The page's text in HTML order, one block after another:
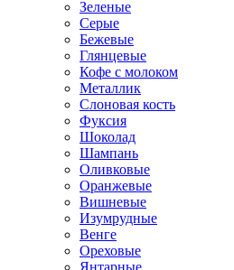
Зеленые
Серые
Бежевые
Глянцевые
Кофе с молоком
Металлик
Слоновая кость
Фуксия
Шоколад
Шампань
Оливковые
Оранжевые
Вишневые
Изумрудные
Венге
Ореховые
Янтарные